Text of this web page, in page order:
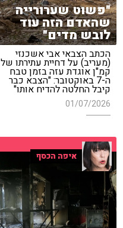
"פשוט שערורייה
שהאדם הזה עוד
לובש מדים"
הכתב הצבאי אבי אשכנזי
(מעריב) על דחיית עתירתו של
קמ"ן אוגדת עזה בזמן טבח
ה-7 באוקטובר: "הצבא כבר
קיבל החלטה להדיח אותו"
01/07/2026
איפה הכסף